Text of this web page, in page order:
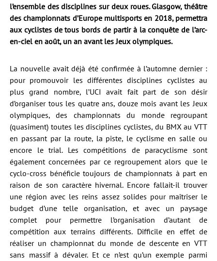
l’ensemble des disciplines sur deux roues. Glasgow, théâtre
des championnats d’Europe multisports en 2018, permettra
aux cyclistes de tous bords de partir à la conquête de l’arc-
en-ciel en août, un an avant les Jeux olympiques.
La nouvelle avait déjà été confirmée à l’automne dernier :
pour promouvoir les différentes disciplines cyclistes au
plus grand nombre, l’UCI avait fait part de son désir
d’organiser tous les quatre ans, douze mois avant les Jeux
olympiques, des championnats du monde regroupant
(quasiment) toutes les disciplines cyclistes, du BMX au VTT
en passant par la route, la piste, le cyclisme en salle ou
encore le trial. Les compétitions de paracyclisme sont
également concernées par ce regroupement alors que le
cyclo-cross bénéficie toujours de championnats à part en
raison de son caractère hivernal. Encore fallait-il trouver
une région avec les reins assez solides pour maîtriser le
budget d’une telle organisation, et avec un paysage
complet pour permettre l’organisation d’autant de
compétition aux terrains différents. Difficile en effet de
réaliser un championnat du monde de descente en VTT
sans massif à dévaler. Et ce n’est qu’un exemple parmi